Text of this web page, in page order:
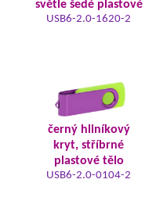
světle šedé plastové
USB6-2.0-1620-2
černý hliníkový
kryt, stříbrné
plastové tělo
USB6-2.0-0104-2